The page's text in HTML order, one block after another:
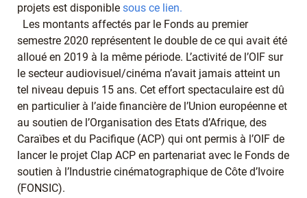
projets est disponible sous ce lien.
Les montants affectés par le Fonds au premier
semestre 2020 représentent le double de ce qui avait été
alloué en 2019 à la même période. L’activité de l’OIF sur
le secteur audiovisuel/cinéma n’avait jamais atteint un
tel niveau depuis 15 ans. Cet effort spectaculaire est dû
en particulier à l’aide financière de l’Union européenne et
au soutien de l’Organisation des Etats d’Afrique, des
Caraïbes et du Pacifique (ACP) qui ont permis à l’OIF de
lancer le projet Clap ACP en partenariat avec le Fonds de
soutien à l’Industrie cinématographique de Côte d’Ivoire
(FONSIC).